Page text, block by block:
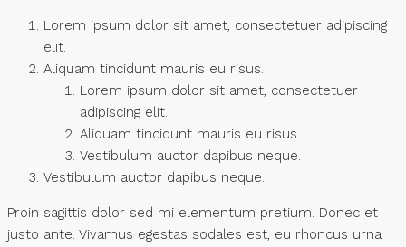
Lorem ipsum dolor sit amet, consectetuer adipiscing
elit.
Aliquam tincidunt mauris eu risus.
Lorem ipsum dolor sit amet, consectetuer
adipiscing elit.
Aliquam tincidunt mauris eu risus.
Vestibulum auctor dapibus neque.
Vestibulum auctor dapibus neque.
Proin sagittis dolor sed mi elementum pretium. Donec et
justo ante. Vivamus egestas sodales est, eu rhoncus urna